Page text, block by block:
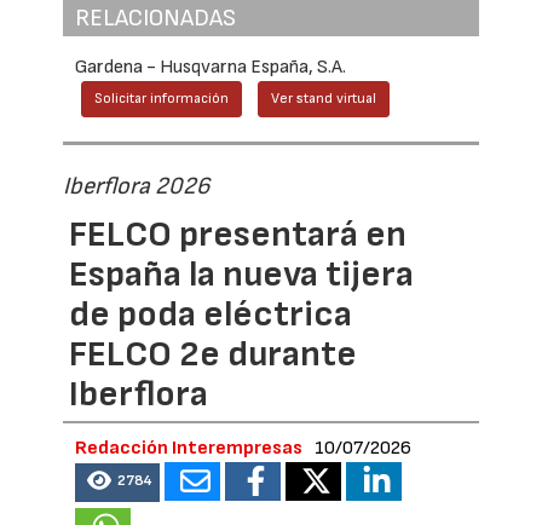
RELACIONADAS
Gardena - Husqvarna España, S.A.
Solicitar información Ver stand virtual
Iberflora 2026
FELCO presentará en
España la nueva tijera
de poda eléctrica
FELCO 2e durante
Iberflora
Redacción Interempresas 10/07/2026
2784